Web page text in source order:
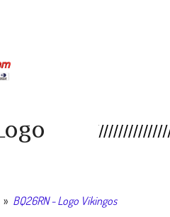
» BQ26RN - Logo Vikingos